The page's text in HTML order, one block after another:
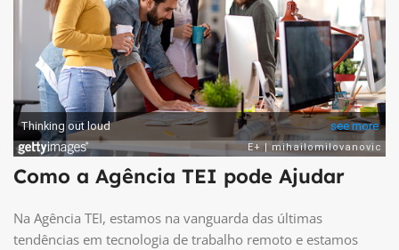
Como a Agência TEI pode Ajudar
Na Agência TEI, estamos na vanguarda das últimas
tendências em tecnologia de trabalho remoto e estamos